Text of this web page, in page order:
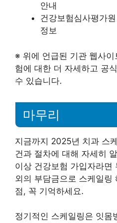
안내
건강보험심사평가
정보
※ 위에 언급된 기관 웹사
험에 대한 더 자세하고 공
수 있습니다.
마무리
지금까지 2025년 치과 스
건과 절차에 대해 자세히
이상 건강보험 가입자라면
외의 부담금으로 스케일링
점, 꼭 기억하세요.
정기적인 스케일링은 잇몸